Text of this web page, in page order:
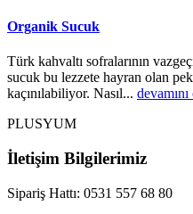
Organik Sucuk
Türk kahvaltı sofralarının
sucuk bu lezzete hayran olan
kaçınılabiliyor. Nasıl...
PLUSYUM
İletişim Bilgilerimiz
Sipariş Hattı: 0531 557 68 80